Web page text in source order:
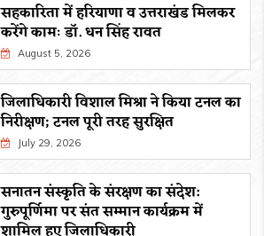
सहकारिता में हरियाणा व उत्तराखंड मिलकर
करेंगे कामः डाॅ. धन सिंह रावत
August 5, 2026
जिलाधिकारी विशाल मिश्रा ने किया टनल का
निरीक्षण; टनल पूरी तरह सुरक्षित
July 29, 2026
सनातन संस्कृति के संरक्षण का संदेश:
गुरुपूर्णिमा पर संत सम्मान कार्यक्रम में